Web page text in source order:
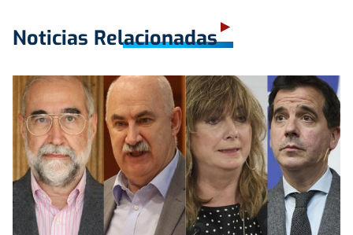
Noticias Relacionadas